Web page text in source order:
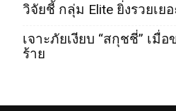
วิจัยชี้ กลุ่ม Elite ยิ่งรวยเย
เจาะภัยเงียบ “สกุชชี่” เมื่
ร้าย